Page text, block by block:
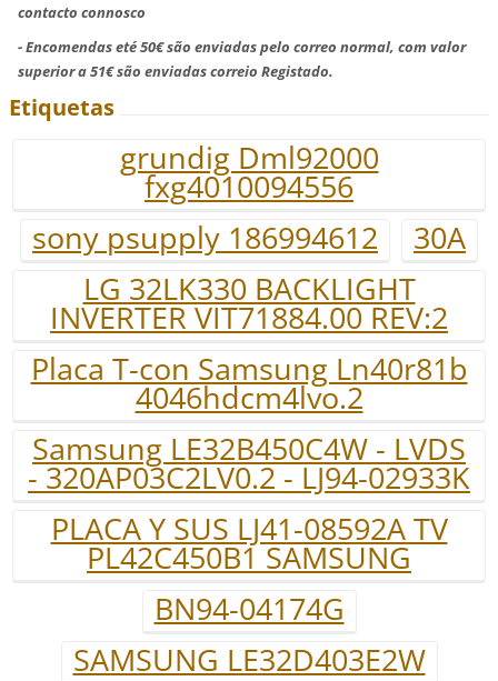
contacto connosco
- Encomendas eté 50€ são enviadas pelo correo normal, com valor
superior a 51€ são enviadas correio Registado.
Etiquetas
grundig Dml92000
fxg4010094556
sony psupply 186994612
30A
LG 32LK330 BACKLIGHT
INVERTER VIT71884.00 REV:2
Placa T-con Samsung Ln40r81b
4046hdcm4lvo.2
Samsung LE32B450C4W - LVDS
- 320AP03C2LV0.2 - LJ94-02933K
PLACA Y SUS LJ41-08592A TV
PL42C450B1 SAMSUNG
BN94-04174G
SAMSUNG LE32D403E2W